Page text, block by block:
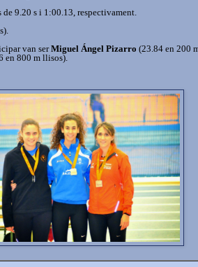
9.20 s i 1:00.13, respectivament.
van serMiguel Ángel Pizarro (23.84 en 200
en 800 m llisos).